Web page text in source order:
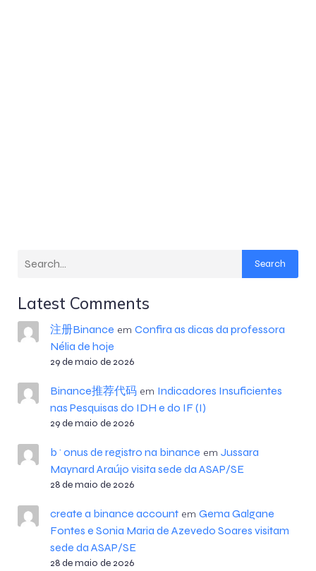
Search
Latest Comments
注册Binance em Confira as dicas da professora
Nélia de hoje
29 de maio de 2026
Binance推荐代码em Indicadores Insuficientes
nas Pesquisas do IDH e do IF (I)
29 de maio de 2026
b^onus de registro na binance em Jussara
Maynard Araújo visita sede da ASAP/SE
28 de maio de 2026
create a binance accountem Gema Galgane
Fontes e Sonia Maria de Azevedo Soares visitam
sede da ASAP/SE
28 de maio de 2026